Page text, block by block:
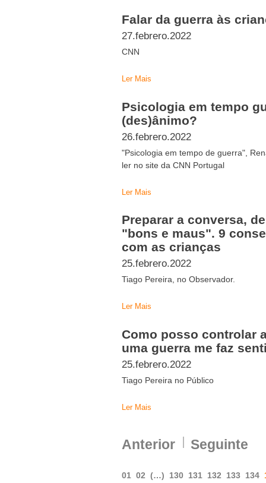
Falar da guerra às
27.febrero.2022
CNN
Ler Mais
Psicologia em tempo
(des)ânimo?
26.febrero.2022
"Psicologia em tempo de guerra",
ler no site da CNN Portugal
Ler Mais
Preparar a conversa,
"bons e maus". 9
com as crianças
25.febrero.2022
Tiago Pereira, no Observador.
Ler Mais
Como posso controlar
uma guerra me faz
25.febrero.2022
Tiago Pereira no Público
Ler Mais
Anterior Seguinte
01 02 (…) 130 131 132 133 134